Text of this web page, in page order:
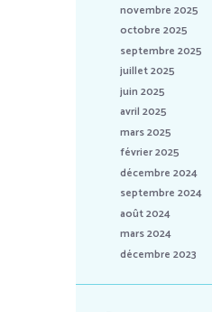
novembre 2025
octobre 2025
septembre 2025
juillet 2025
juin 2025
avril 2025
mars 2025
février 2025
décembre 2024
septembre 2024
août 2024
mars 2024
décembre 2023